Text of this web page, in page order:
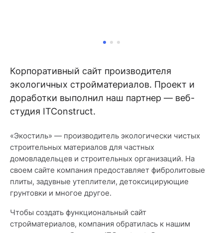
Корпоративный сайт производителя
экологичных стройматериалов. Проект и
доработки выполнил наш партнер — веб-
студия ITConstruct.
«Экостиль» — производитель экологически чистых
строительных материалов для частных
домовладельцев и строительных организаций. На
своем сайте компания предоставляет фибролитовые
плиты, задувные утеплители, детоксицирующие
грунтовки и многое другое.
Чтобы создать функциональный сайт
стройматериалов, компания обратилась к нашим